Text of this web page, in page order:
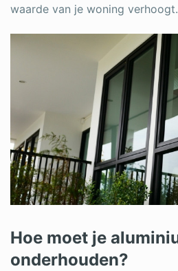
waarde van je woning verhoogt.
Hoe moet je
onderhouden?